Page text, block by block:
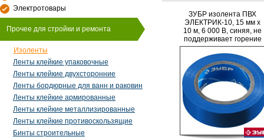
Электротовары
Прочее для стройки и ремонта
Изоленты
Ленты клейкие упаковочные
Ленты клейкие двухсторонние
Ленты бордюрные для ванн и раковин
Ленты клейкие армированные
Ленты клейкие металлизированные
Ленты клейкие противоскользящие
Бинты строительные
ЗУБР изолента ПВХ
ЭЛЕКТРИК-10, 15 мм х
10 м, 6 000 В, синяя, не
поддерживает горение
(1233-73)